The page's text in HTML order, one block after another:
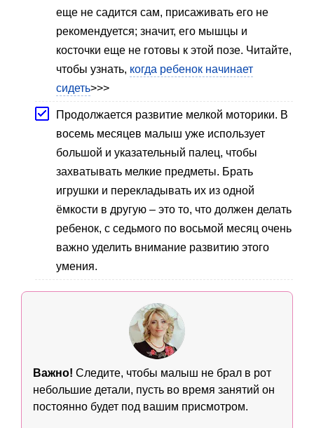
еще не садится сам, присаживать его не
рекомендуется; значит, его мышцы и
косточки еще не готовы к этой позе. Читайте,
чтобы узнать, когда ребенок начинает
сидеть>>>
Продолжается развитие мелкой моторики. В
восемь месяцев малыш уже использует
большой и указательный палец, чтобы
захватывать мелкие предметы. Брать
игрушки и перекладывать их из одной
ёмкости в другую – это то, что должен делать
ребенок, с седьмого по восьмой месяц очень
важно уделить внимание развитию этого
умения.
Важно! Следите, чтобы малыш не брал в рот
небольшие детали, пусть во время занятий он
постоянно будет под вашим присмотром.